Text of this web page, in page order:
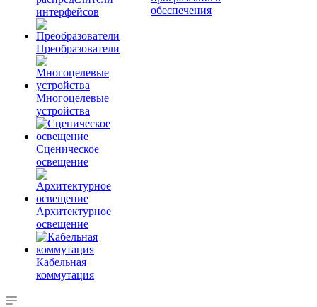
интерфейсов
Преобразователи
Многоцелевые
устройства
Сценическое
освещение
Архитектурное
освещение
Кабельная
коммутация
обеспечения